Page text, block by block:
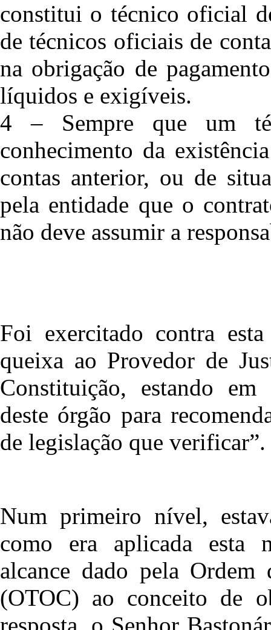
constitui o técnico oficial
de técnicos oficiais de
na obrigação de
líquidos e exigíveis.
4 – Sempre que um
conhecimento da
contas anterior, ou de
pela entidade que o
não deve assumir a
Foi exercitado contra
queixa ao Provedor de
Constituição, estando em
deste órgão para
de legislação que verificar”.
Num primeiro nível,
como era aplicada esta
alcance dado pela
(OTOC) ao conceito de